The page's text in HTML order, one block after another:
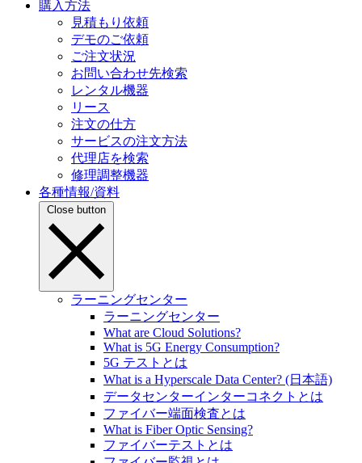
購入方法
見積もり依頼
デモのご依頼
ご注文状況
お問い合わせ先検索
レンタル機器
リース
注文の仕方
サービスの注文方法
代理店を検索
修理調整機器
各種情報/資料
Close button
ラーニングセンター
ラーニングセンター
What are Cloud Solutions?
What is 5G Energy Consumption?
5G テストとは
What is a Hyperscale Data Center? (日本語)
データセンターインターコネクトとは
ファイバー端面検査とは
What is Fiber Optic Sensing?
ファイバーテストとは